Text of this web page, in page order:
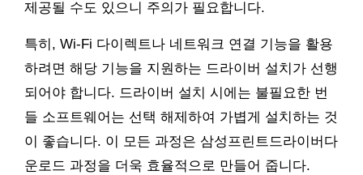
제공될 수도 있으니 주의가 필요합니다.
특히, Wi-Fi 다이렉트나 네트워크 연결 기능을 활용
하려면 해당 기능을 지원하는 드라이버 설치가 선행
되어야 합니다. 드라이버 설치 시에는 불필요한 번
들 소프트웨어는 선택 해제하여 가볍게 설치하는 것
이 좋습니다. 이 모든 과정은 삼성프린트드라이버다
운로드 과정을 더욱 효율적으로 만들어 줍니다.